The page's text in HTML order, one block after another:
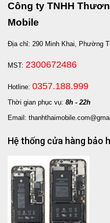
Công ty TNHH
Mobile
Địa chỉ: 290 Minh Khai, Phường
MST: 2300672486
Hotline: 0357.188.999
Thời gian phục vụ: 8h - 22h
Email:
Hệ thống cửa hàng bảo